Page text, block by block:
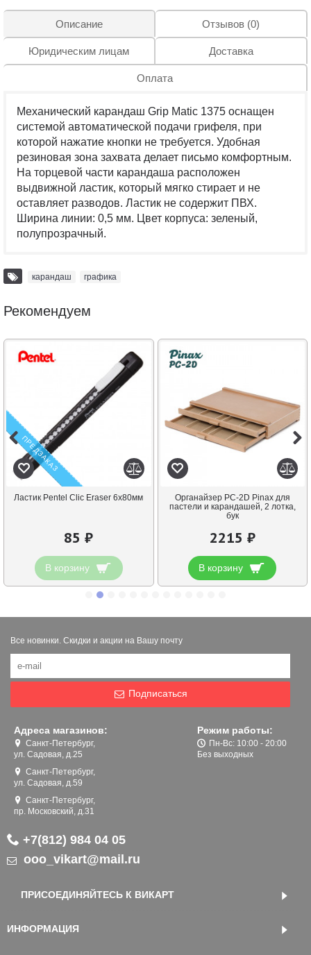
Описание Отзывов (0)
Юридическим лицам Доставка
Оплата
Механический карандаш Grip Matic 1375 оснащен
системой автоматической подачи грифеля, при
которой нажатие кнопки не требуется. Удобная
резиновая зона захвата делает письмо комфортным.
На торцевой части карандаша расположен
выдвижной ластик, который мягко стирает и не
оставляет разводов. Ластик не содержит ПВХ.
Ширина линии: 0,5 мм. Цвет корпуса: зеленый,
полупрозрачный.
карандаш графика
Рекомендуем
ПРЕДЗАКАЗ
Ластик Pentel Clic Eraser 6х80мм
85 ₽
В корзину
Органайзер PC-2D Pinax для
пастели и карандашей, 2 лотка,
бук
2215 ₽
В корзину
Все новинки. Скидки и акции на Вашу почту
Подписаться
Адреса магазинов:
Санкт-Петербург,
ул. Садовая, д.25
Санкт-Петербург,
ул. Садовая, д.59
Санкт-Петербург,
пр. Московский, д.31
Режим работы:
Пн-Вс: 10:00 - 20:00
Без выходных
+7(812) 984 04 05
ooo_vikart@mail.ru
ПРИСОЕДИНЯЙТЕСЬ К ВИКАРТ
ИНФОРМАЦИЯ